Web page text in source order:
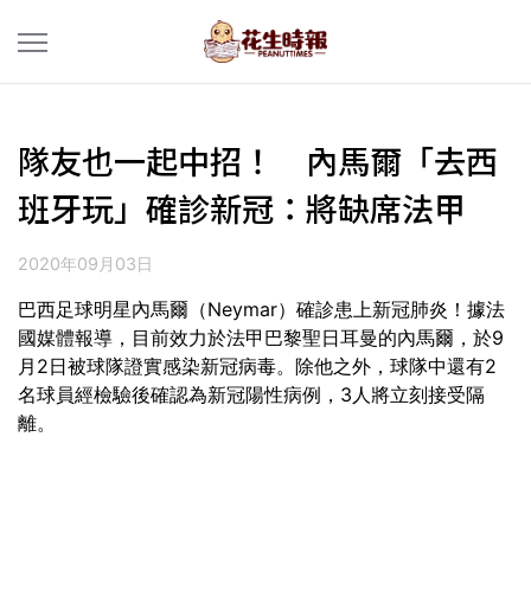
隊友也一起中招！ 內馬爾「去西
班牙玩」確診新冠：將缺席法甲
2020年09月03日
巴西足球明星內馬爾（Neymar）確診患上新冠肺炎！據法
國媒體報導，目前效力於法甲巴黎聖日耳曼的內馬爾，於9
月2日被球隊證實感染新冠病毒。除他之外，球隊中還有2
名球員經檢驗後確認為新冠陽性病例，3人將立刻接受隔
離。